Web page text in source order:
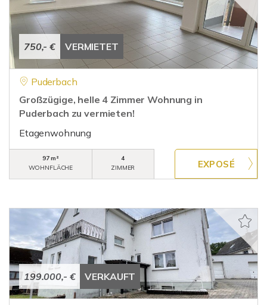
750,- € VERMIETET
Puderbach
Großzügige, helle 4 Zimmer Wohnung in
Puderbach zu vermieten!
Etagenwohnung
97 m²
WOHNFLÄCHE
4
ZIMMER
199.000,- € VERKAUFT